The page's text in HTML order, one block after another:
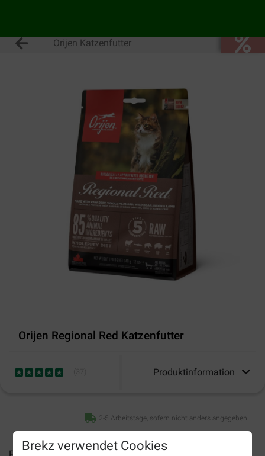
Brekz verwendet Cookies
Orijen Katzenfutter
Orijen Regional Red Katzenfutter
Produktinformation
2-5 Arbeitstage, sofern nicht anders angegeben
Preise inkl. MwSt zzgl.Versandkosten